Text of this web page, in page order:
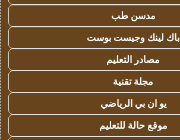
مدسن طب
باك لينك وجيست بوست
مصادر التعليم
مجلة تقنية
يو ان بي الرياضي
موقع حالة للتعليم